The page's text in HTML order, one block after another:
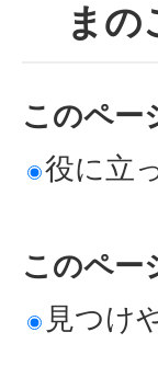
まの
このペー
役に立
このペー
見つけ